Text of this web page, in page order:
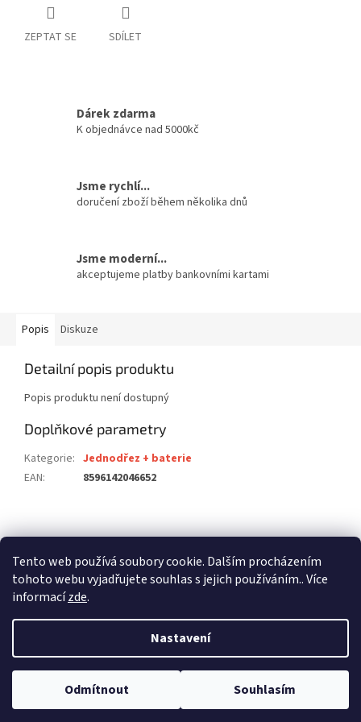
Tento web používá soubory cookie. Dalším procházením
tohoto webu vyjadřujete souhlas s jejich používáním.. Více
informacízde.
Nastavení
Odmítnout Souhlasím
ZEPTAT SE SDÍLET
Dárek zdarma
K objednávce nad 5000kč
Jsme rychlí...
doručení zboží během několika dnů
Jsme moderní...
akceptujeme platby bankovními kartami
Popis Diskuze
Detailní popis produktu
Popis produktu není dostupný
Doplňkové parametry
Kategorie: Jednodřez + baterie
EAN: 8596142046652
á
stavební pouzdra SCRIGNO
Vytvořil Shoptet
Copyright 2026dalago.cz . Všechna práva vyhrazena.